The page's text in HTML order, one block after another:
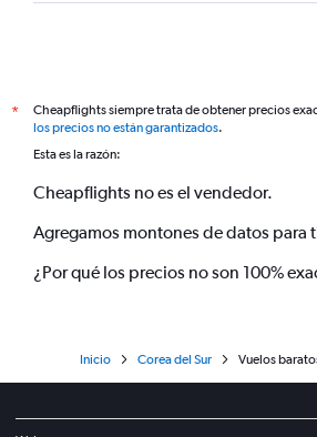
*
Cheapflights siempre trata de obtener precios
los precios no están garantizados.
Esta es la razón:
Cheapflights no es el vendedor.
Agregamos montones de datos para
¿Por qué los precios no son 100%
Inicio Corea del Sur Vuelos